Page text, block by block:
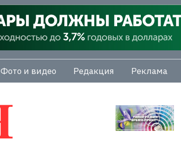
Фото и видео Редакция Реклама